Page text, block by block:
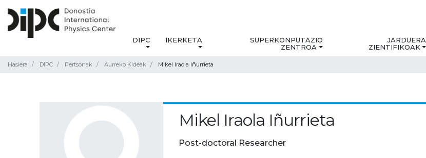
DIPC IKERKETA
SUPERKONPUTAZIO
ZENTROA
JARDUERA
ZIENTIFIKOAK
Hasiera DIPC Pertsonak Aurreko Kideak Mikel Iraola Iñurrieta
Mikel Iraola Iñurrieta
Post-doctoral Researcher